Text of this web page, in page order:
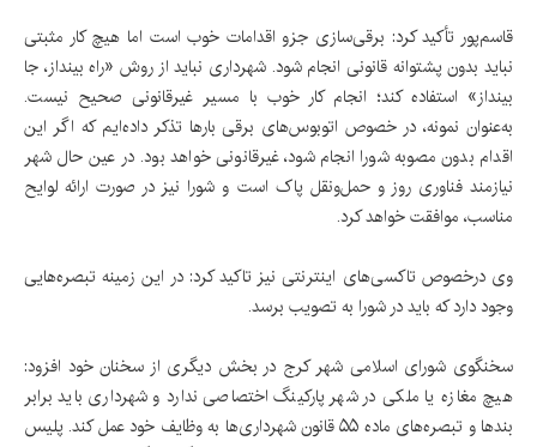
قاسم‌پور تأکید کرد: برقی‌سازی جزو اقدامات خوب است اما هیچ کار مثبتی
نباید بدون پشتوانه قانونی انجام شود. شهرداری نباید از روش «راه بینداز، جا
بینداز» استفاده کند؛ انجام کار خوب با مسیر غیرقانونی صحیح نیست.
به‌عنوان نمونه، در خصوص اتوبوس‌های برقی بارها تذکر داده‌ایم که اگر این
اقدام بدون مصوبه شورا انجام شود، غیرقانونی خواهد بود. در عین حال شهر
نیازمند فناوری روز و حمل‌ونقل پاک است و شورا نیز در صورت ارائه لوایح
مناسب، موافقت خواهد کرد.
وی درخصوص تاکسی‌های اینترنتی نیز تاکید کرد: در این زمینه تبصره‌هایی
وجود دارد که باید در شورا به تصویب برسد.
سخنگوی شورای اسلامی شهر کرج در بخش دیگری از سخنان خود افزود:
هیچ مغازه یا ملکی در شهر پارکینگ اختصاصی ندارد و شهرداری باید برابر
بندها و تبصره‌های ماده ۵۵ قانون شهرداری‌ها به وظایف خود عمل کند. پلیس